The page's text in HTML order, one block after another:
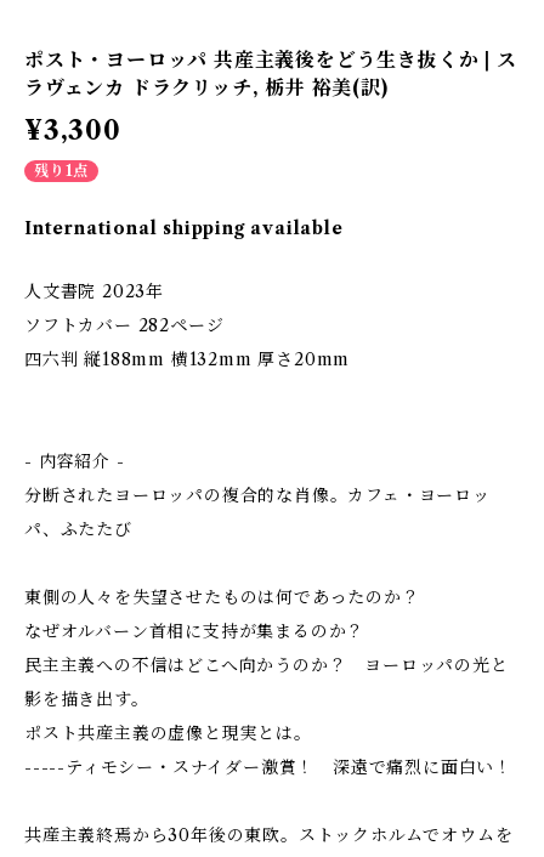
ポスト・ヨーロッパ 共産主義後をどう生き抜くか | ス
ラヴェンカ ドラクリッチ, 栃井 裕美(訳)
¥3,300
残り1点
International shipping available
人文書院 2023年
ソフトカバー 282ページ
四六判 縦188mm 横132mm 厚さ20mm
- 内容紹介 -
分断されたヨーロッパの複合的な肖像。カフェ・ヨーロッ
パ、ふたたび
東側の人々を失望させたものは何であったのか？
なぜオルバーン首相に支持が集まるのか？
民主主義への不信はどこへ向かうのか？ ヨーロッパの光と
影を描き出す。
ポスト共産主義の虚像と現実とは。
-----ティモシー・スナイダー激賞！ 深遠で痛烈に面白い！
共産主義終焉から30年後の東欧。ストックホルムでオウムを